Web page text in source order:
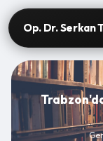
Op. Dr. Serkan